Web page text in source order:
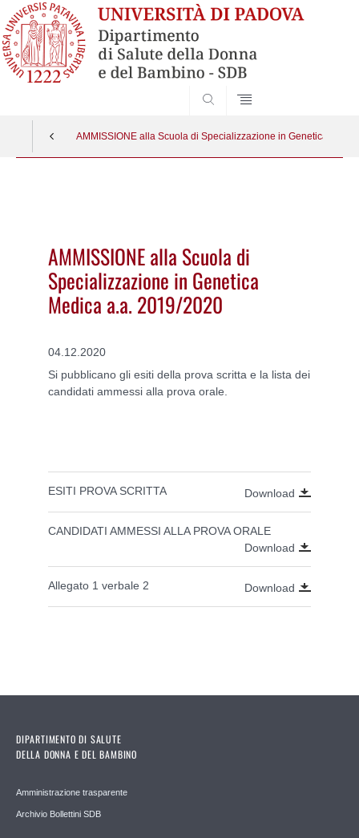
AMMISSIONE alla Scuola di Specializzazione in Genetica
AMMISSIONE alla Scuola di
Specializzazione in Genetica
Medica a.a. 2019/2020
04.12.2020
Si pubblicano gli esiti della prova scritta e la lista dei
candidati ammessi alla prova orale.
ESITI PROVA SCRITTA Download
CANDIDATI AMMESSI ALLA PROVA ORALE
Download
Allegato 1 verbale 2 Download
DIPARTIMENTO DI SALUTE
DELLA DONNA E DEL BAMBINO
Amministrazione trasparente
Archivio Bollettini SDB